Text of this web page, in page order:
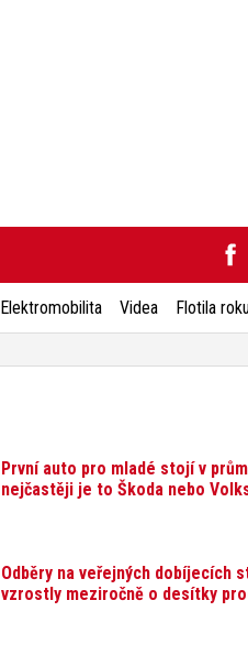
Elektromobilita Videa Flotila
První auto pro mladé stojí v
nejčastěji je to Škoda nebo
Odběry na veřejných dobíjecích
vzrostly meziročně o desítky